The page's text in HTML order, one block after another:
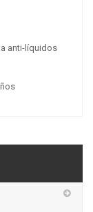
anti-líquidos